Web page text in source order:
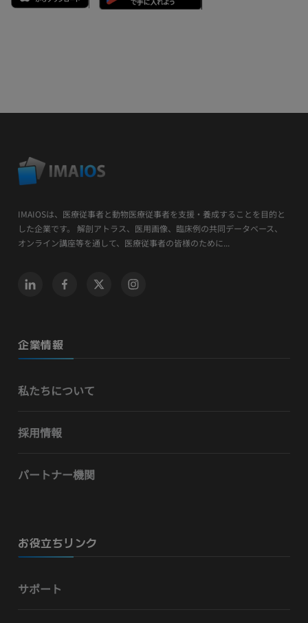
IMAIOSは、医療従事者と動物医療従事者を支援・養成することを目的と
した企業です。 解剖アトラス、医用画像、臨床例の共同データベース、
オンライン講座等を通して、医療従事者の皆様のために...
企業情報
私たちについて
採用情報
パートナー機関
お役立ちリンク
サポート